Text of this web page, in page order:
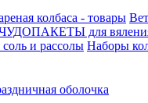
колбаса - товары
для
и рассолы Наборы
оболочка